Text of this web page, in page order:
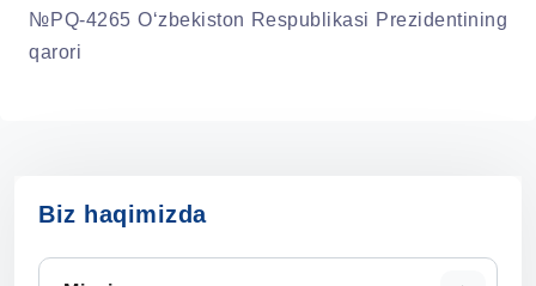
№PQ-4265 O‘zbekiston Respublikasi Prezidentining
qarori
Biz haqimizda